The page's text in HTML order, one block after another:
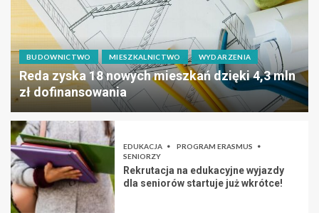
BUDOWNICTWO MIESZKALNICTWO WYDARZENIA
Reda zyska 18 nowych mieszkań dzięki 4,3 mln
zł dofinansowania
EDUKACJA
PROGRAM ERASMUS
SENIORZY
Rekrutacja na edukacyjne wyjazdy
dla seniorów startuje już wkrótce!